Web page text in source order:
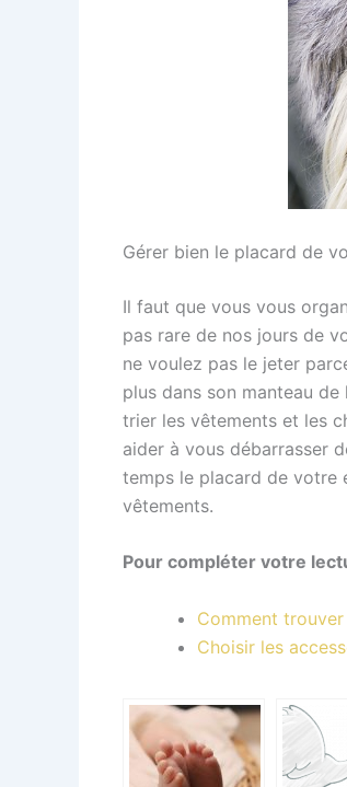
Gérer bien le placard de
Il faut que vous vous
pas rare de nos jours de
ne voulez pas le jeter
plus dans son manteau
trier les vêtements et les
aider à vous débarrasser
temps le placard de votre
vêtements.
Pour compléter votre
Comment
Choisir les